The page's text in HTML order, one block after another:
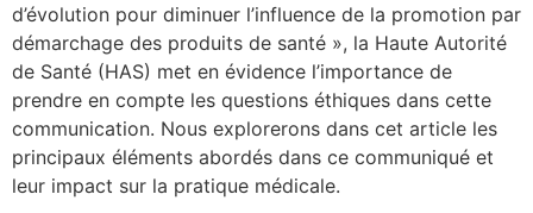
d’évolution pour diminuer l’influence de la promotion par
démarchage des produits de santé », la Haute Autorité
de Santé (HAS) met en évidence l’importance de
prendre en compte les questions éthiques dans cette
communication. Nous explorerons dans cet article les
principaux éléments abordés dans ce communiqué et
leur impact sur la pratique médicale.